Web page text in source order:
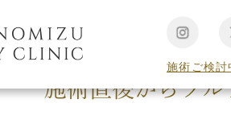
施術ご検討
施術直後からツ